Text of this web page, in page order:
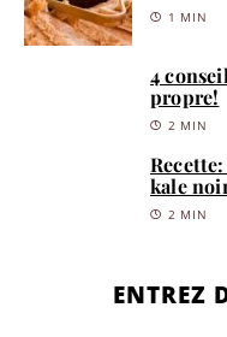
1 MIN
4
propre!
2 MIN
kale
2 MIN
ENTREZ